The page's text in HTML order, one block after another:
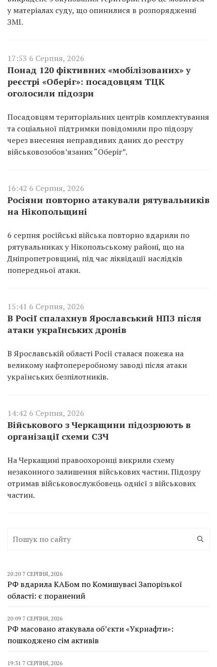
у матеріалах суду, що опинилися в розпорядженні
ЗМІ.
17:53 6 Серпня, 2026
Понад 120 фіктивних «мобілізованих» у
реєстрі «Оберіг»: посадовцям ТЦК
оголосили підозри
Посадовцям територіальних центрів комплектування
та соціальної підтримки повідомили про підозру
через внесення неправдивих даних до реєстру
військовозобов’язаних “Оберіг”.
16:42 6 Серпня, 2026
Росіяни повторно атакували рятувальників
на Нікопольщині
6 серпня російські війська повторно вдарили по
рятувальниках у Нікопольському районі, що на
Дніпропетровщині, під час ліквідації наслідків
попередньої атаки.
15:41 6 Серпня, 2026
В Росії спалахнув Ярославський НПЗ після
атаки українських дронів
В Ярославській області Росії сталася пожежа на
великому нафтопереробному заводі після атаки
українських безпілотників.
14:42 6 Серпня, 2026
Військового з Черкащини підозрюють в
організації схеми СЗЧ
На Черкащині правоохоронці викрили схему
незаконного залишення військових частин. Підозру
отримав військовослужбовець однієї з військових
частин.
20:20 7 СЕРПНЯ, 2026
РФ вдарила КАБом по Комишувасі Запорізької
області: є поранений
20:09 7 СЕРПНЯ, 2026
РФ масовано атакувала об’єкти «Укрнафти»:
пошкоджено сім активів
19:31 7 СЕРПНЯ, 2026